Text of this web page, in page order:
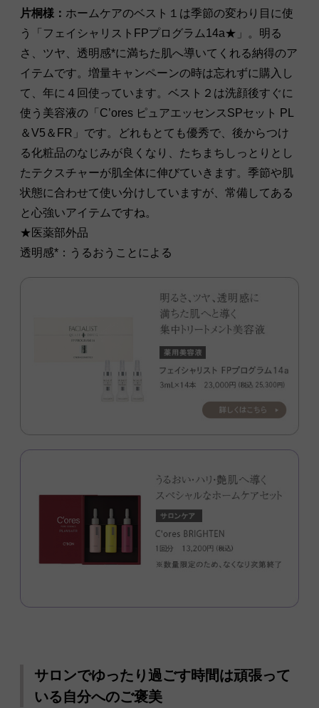
片桐様： ホームケアのベスト１は季節の変わり目に使
う「フェイシャリストFPプログラム14a★」。明る
さ、ツヤ、透明感*に満ちた肌へ導いてくれる納得のア
イテムです。増量キャンペーンの時は忘れずに購入し
て、年に４回使っています。ベスト２は洗顔後すぐに
使う美容液の「C’ores ピュアエッセンスSPセット PL
＆V5＆FR」です。どれもとても優秀で、後からつけ
る化粧品のなじみが良くなり、たちまちしっとりとし
たテクスチャーが肌全体に伸びていきます。季節や肌
状態に合わせて使い分けしていますが、常備してある
と心強いアイテムですね。
★医薬部外品
透明感*：うるおうことによる
サロンでゆったり過ごす時間は頑張って
いる自分へのご褒美